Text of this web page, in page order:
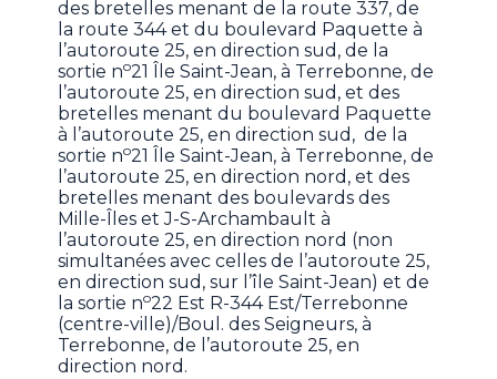
des bretelles menant de la route 337, de
la route 344 et du boulevard Paquette à
l’autoroute 25, en direction sud, de la
sortie no21 Île Saint-Jean, à Terrebonne, de
l’autoroute 25, en direction sud, et des
bretelles menant du boulevard Paquette
à l’autoroute 25, en direction sud, de la
sortie no21 Île Saint-Jean, à Terrebonne, de
l’autoroute 25, en direction nord, et des
bretelles menant des boulevards des
Mille-Îles et J-S-Archambault à
l’autoroute 25, en direction nord (non
simultanées avec celles de l’autoroute 25,
en direction sud, sur l’île Saint-Jean) et de
la sortie no22 Est R-344 Est/Terrebonne
(centre-ville)/Boul. des Seigneurs, à
Terrebonne, de l’autoroute 25, en
direction nord.